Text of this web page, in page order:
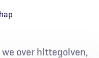
over hittegolven,